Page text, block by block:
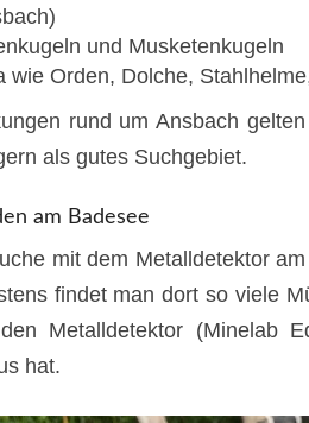
und Musketenkugeln
wie Orden, Dolche,
rund um Ansbach
als gutes Suchgebiet.
am Badesee
mit dem Metalldetektor
findet man dort so viele
Metalldetektor (Minelab
hat.